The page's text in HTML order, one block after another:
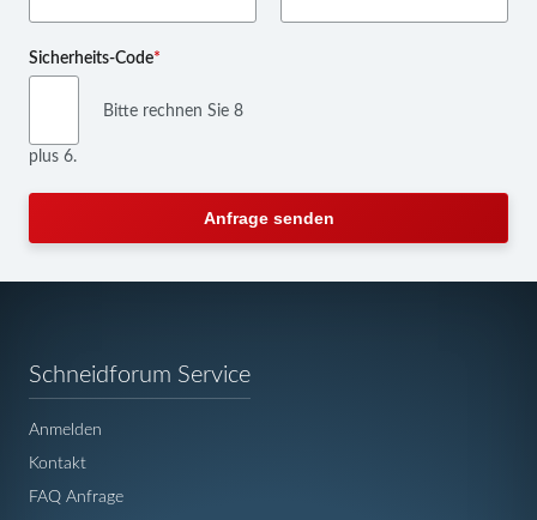
Pflichtfeld
Sicherheits-Code*
Bitte rechnen Sie 8
plus 6.
Anfrage senden
Schneidforum ServiceNavigation
Anmelden
Kontakt
FAQ Anfrage